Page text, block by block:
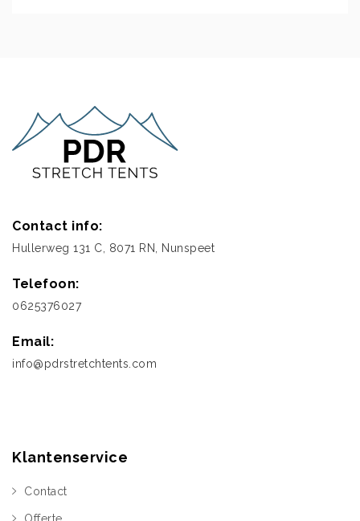
Contact info:
Hullerweg 131 C, 8071 RN, Nunspeet
Telefoon:
0625376027
Email:
info@pdrstretchtents.com
Klantenservice
Contact
Offerte